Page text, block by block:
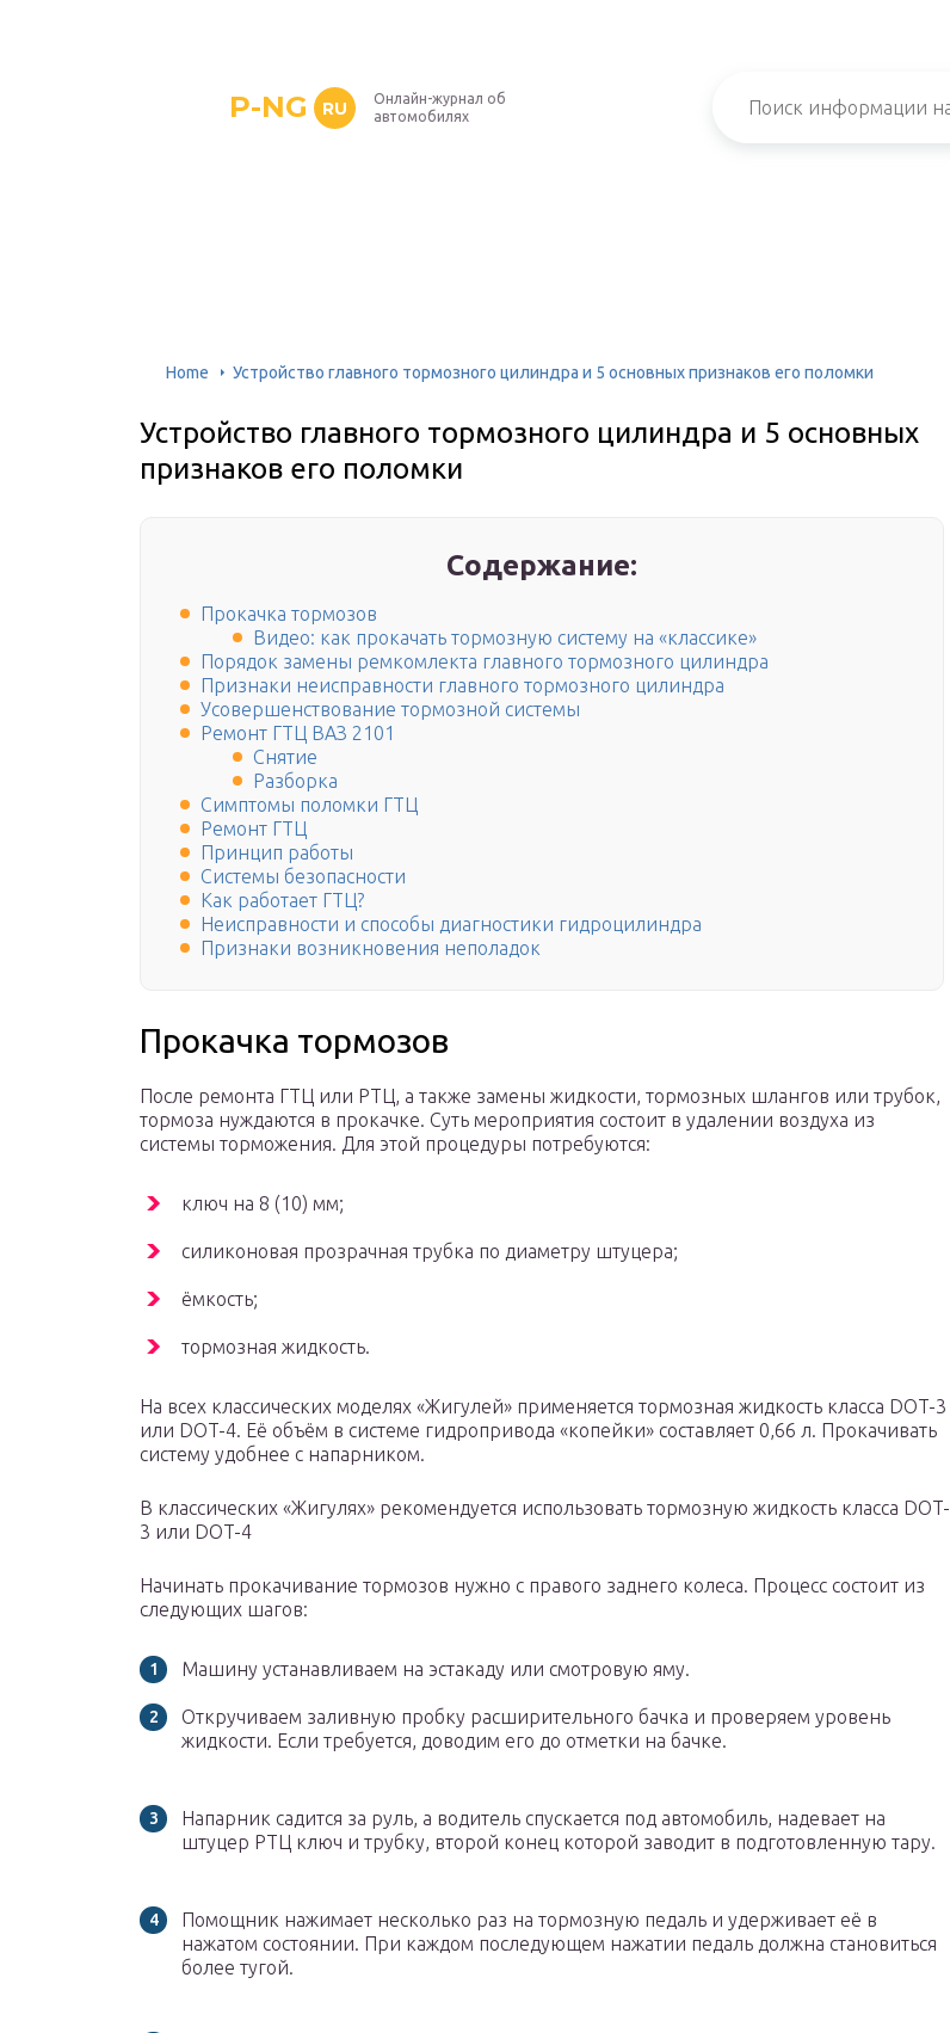
P-NG RU
Онлайн-журнал об
автомобилях
Home Устройство главного тормозного цилиндра и 5 основных признаков его поломки
Устройство главного тормозного цилиндра и 5 основных
признаков его поломки
Содержание:
Прокачка тормозов
Видео: как прокачать тормозную систему на «классике»
Порядок замены ремкомлекта главного тормозного цилиндра
Признаки неисправности главного тормозного цилиндра
Усовершенствование тормозной системы
Ремонт ГТЦ ВАЗ 2101
Снятие
Разборка
Симптомы поломки ГТЦ
Ремонт ГТЦ
Принцип работы
Системы безопасности
Как работает ГТЦ?
Неисправности и способы диагностики гидроцилиндра
Признаки возникновения неполадок
Прокачка тормозов
После ремонта ГТЦ или РТЦ, а также замены жидкости, тормозных шлангов или трубок,
тормоза нуждаются в прокачке. Суть мероприятия состоит в удалении воздуха из
системы торможения. Для этой процедуры потребуются:
ключ на 8 (10) мм;
силиконовая прозрачная трубка по диаметру штуцера;
ёмкость;
тормозная жидкость.
На всех классических моделях «Жигулей» применяется тормозная жидкость класса DOT-3
или DOT-4. Её объём в системе гидропривода «копейки» составляет 0,66 л. Прокачивать
систему удобнее с напарником.
В классических «Жигулях» рекомендуется использовать тормозную жидкость класса DOT-
3 или DOT-4
Начинать прокачивание тормозов нужно с правого заднего колеса. Процесс состоит из
следующих шагов:
Машину устанавливаем на эстакаду или смотровую яму.
Откручиваем заливную пробку расширительного бачка и проверяем уровень
жидкости. Если требуется, доводим его до отметки на бачке.
Напарник садится за руль, а водитель спускается под автомобиль, надевает на
штуцер РТЦ ключ и трубку, второй конец которой заводит в подготовленную тару.
Помощник нажимает несколько раз на тормозную педаль и удерживает её в
нажатом состоянии. При каждом последующем нажатии педаль должна становиться
более тугой.